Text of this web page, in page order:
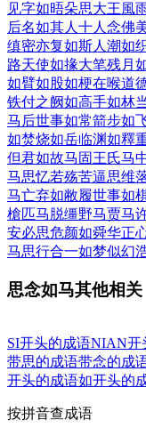
见字如晤朵思大王風
后名如其人 十人念佛
缜密亦复如斯人潮如
路天使如掾大笔残月
如臂如股如梗在喉道
铁付之阙如高手如林
马后世事如常箭步如
如焚烧如岳临渊如釋
但君如故马固王氏马
马思忆若殇苦逼思维
马亡弃如敝履世事如
槍匹马脱缰野马贾马
安必思危颜如舜华正
马思行合一如梦似幻
思念如马其他相关
SI开头的成语NIAN开
带思的成语带念的成
开头的成语如开头的
按拼音查成语